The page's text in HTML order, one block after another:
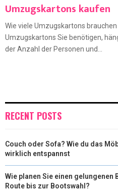
Umzugskartons kaufen
Wie viele Umzugskartons
Umzugskartons Sie benötigen,
der Anzahl der Personen und...
RECENT POSTS
Couch oder Sofa? Wie du das
wirklich entspannst
Wie planen Sie einen
Route bis zur Bootswahl?